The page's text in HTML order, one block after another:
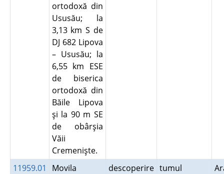
ortodoxă din
Ususău; la
3,13 km S de
DJ 682 Lipova
– Ususău; la
6,55 km ESE
de biserica
ortodoxă din
Băile Lipova
şi la 90 m SE
de obârşia
Văii
Cremenişte.
11959.01
Movila
descoperire tumul